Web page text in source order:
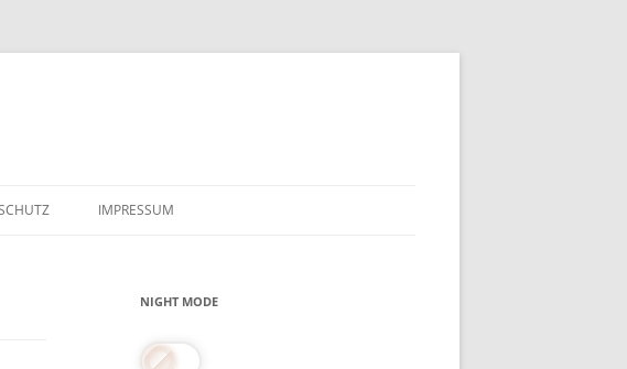
IMPRESSUM
NIGHT MODE